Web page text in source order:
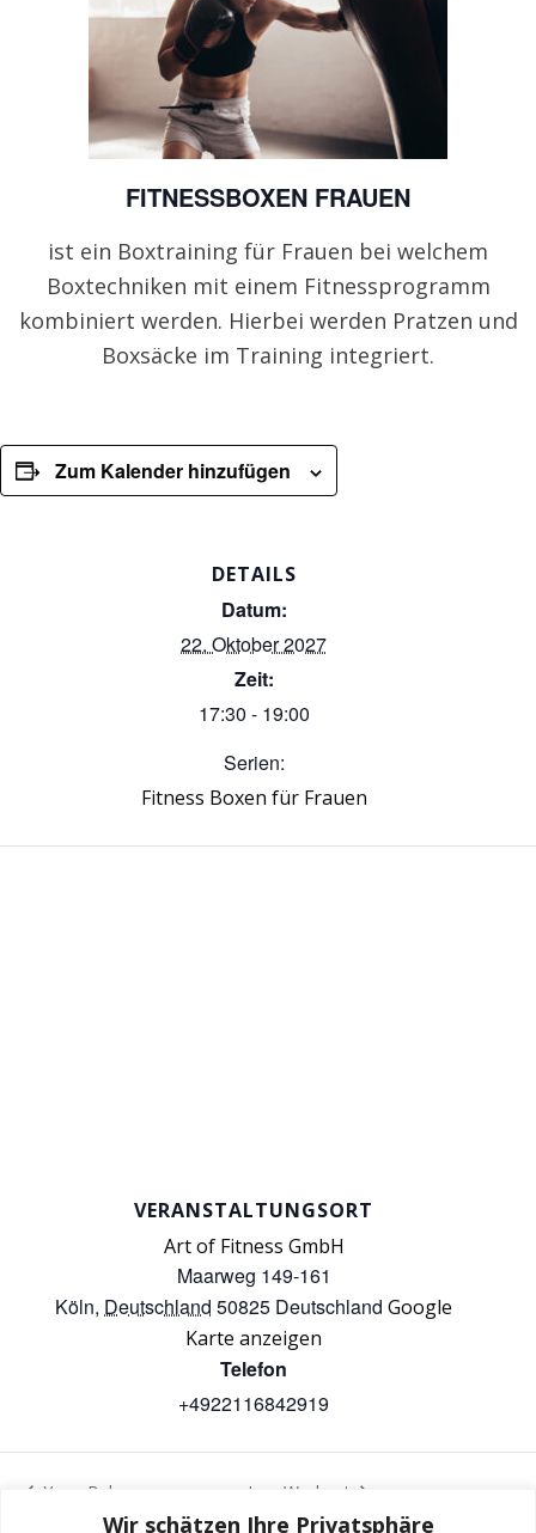
Wir schätzen Ihre Privatsphäre
FITNESSBOXEN FRAUEN
ist ein Boxtraining für Frauen bei welchem
Boxtechniken mit einem Fitnessprogramm
kombiniert werden. Hierbei werden Pratzen und
Boxsäcke im Training integriert.
Zum Kalender hinzufügen
DETAILS
Datum:
22. Oktober 2027
Zeit:
17:30 - 19:00
Serien:
Fitness Boxen für Frauen
VERANSTALTUNGSORT
Art of Fitness GmbH
Maarweg 149-161
Köln, Deutschland 50825 Deutschland Google
Karte anzeigen
Telefon
+4922116842919
Yoga Balance Iron Workout